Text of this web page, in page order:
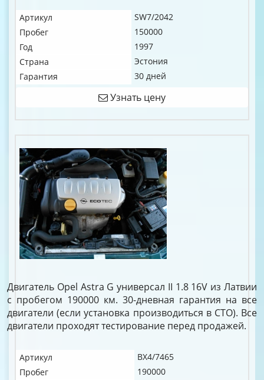
Артикул
SW7/2042
Пробег
150000
Год
1997
Страна
Эстония
Гарантия
30 дней
Узнать цену
Двигатель Opel Astra G универсал II 1.8 16V из Латвии
с пробегом 190000 км. 30-дневная гарантия на все
двигатели (если установка производиться в СТО). Все
двигатели проходят тестирование перед продажей.
Артикул
BX4/7465
Пробег
190000